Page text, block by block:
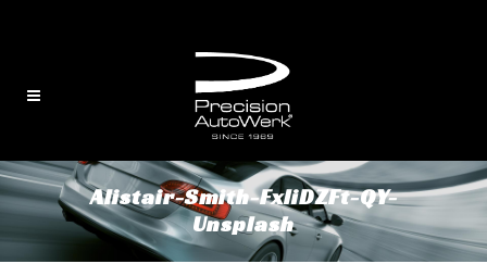
Alistair-Smith-FxliDZFt-QY-
Unsplash